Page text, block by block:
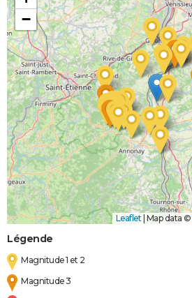
−
Leaflet Map data ©
Légende
Magnitude 1 et 2
Magnitude 3